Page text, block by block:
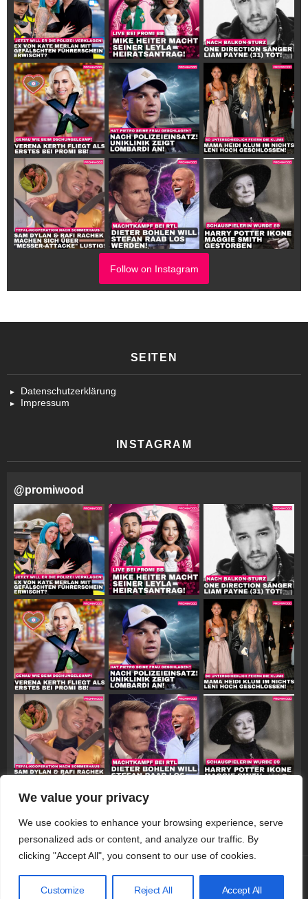
We value your privacy
We use cookies to enhance your browsing experience, serve
personalized ads or content, and analyze our traffic. By
clicking "Accept All", you consent to our use of cookies.
Customize Reject All Accept All
Follow on Instagram
SEITEN
Datenschutzerklärung
Impressum
INSTAGRAM
@promiwood
Follow on Instagram
Datenschutzerklärung Impressum